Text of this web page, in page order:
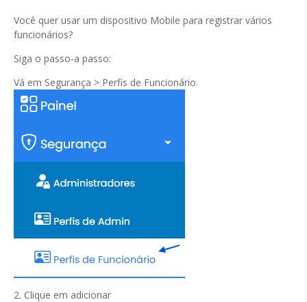
Você quer usar um dispositivo Mobile para registrar vários
funcionários?
Siga o passo-a passo:
Vá em Segurança > Perfis de Funcionário.
2. Clique em adicionar